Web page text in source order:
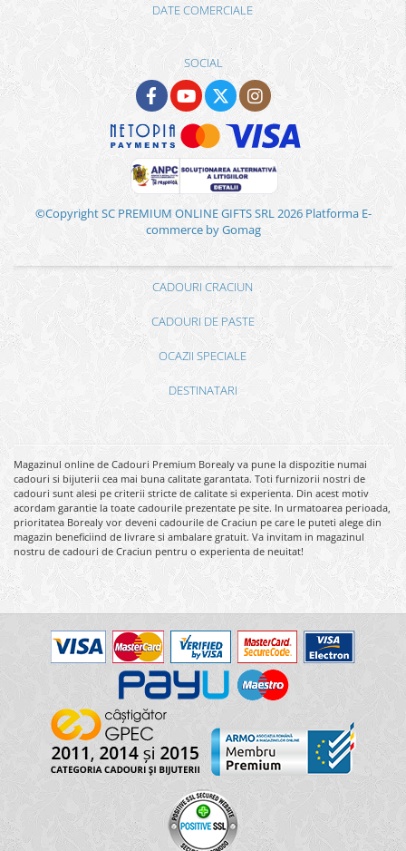
DATE COMERCIALE
SOCIAL
©Copyright SC PREMIUM ONLINE GIFTS SRL 2026 Platforma E-
commerce by Gomag
CADOURI CRACIUN
CADOURI DE PASTE
OCAZII SPECIALE
DESTINATARI
Magazinul online de Cadouri Premium Borealy va pune la dispozitie numai
cadouri si bijuterii cea mai buna calitate garantata. Toti furnizorii nostri de
cadouri sunt alesi pe criterii stricte de calitate si experienta. Din acest motiv
acordam garantie la toate cadourile prezentate pe site. In urmatoarea perioada,
prioritatea Borealy vor deveni cadourile de Craciun pe care le puteti alege din
magazin beneficiind de livrare si ambalare gratuit. Va invitam in magazinul
nostru de cadouri de Craciun pentru o experienta de neuitat!